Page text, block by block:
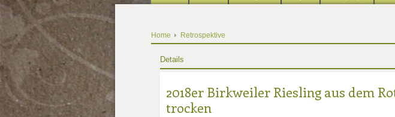
Home Retrospektive
Details
2018er Birkweiler Riesling aus dem
trocken